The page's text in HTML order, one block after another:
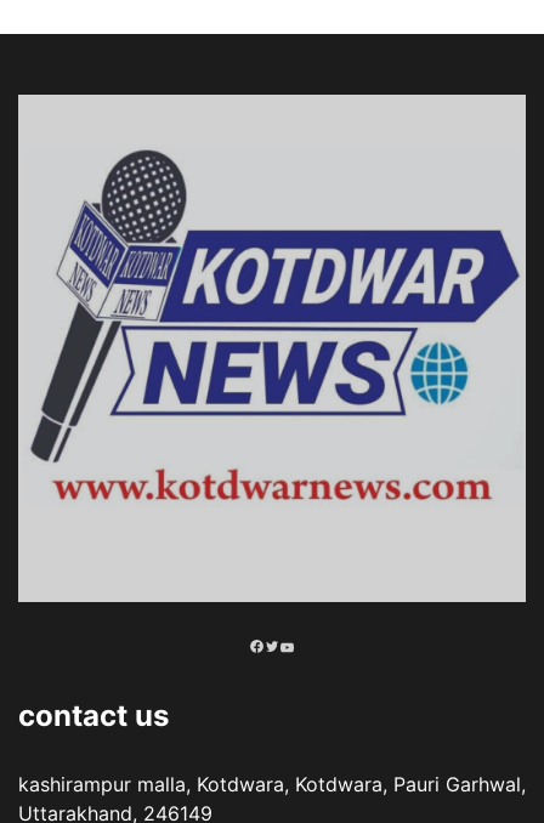
Facebook
Twitter
YouTube
contact us
kashirampur malla, Kotdwara, Kotdwara, Pauri Garhwal,
Uttarakhand, 246149